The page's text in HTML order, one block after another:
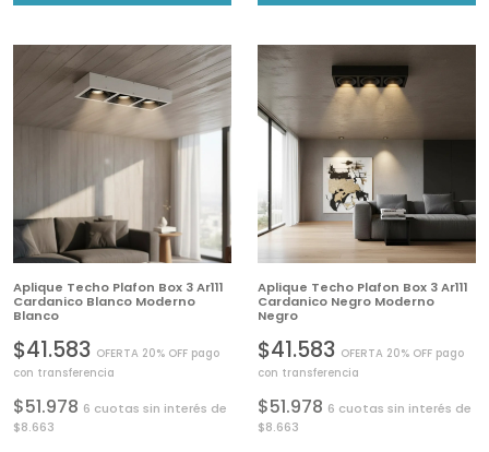
Aplique Techo Plafon Box 3 Ar111
Cardanico Blanco Moderno
Blanco
$41.583 OFERTA 20% OFF pago
con transferencia
$51.978 6 cuotas sin interés de
$8.663
Aplique Techo Plafon Box 3 Ar111
Cardanico Negro Moderno
Negro
$41.583 OFERTA 20% OFF pago
con transferencia
$51.978 6 cuotas sin interés de
$8.663